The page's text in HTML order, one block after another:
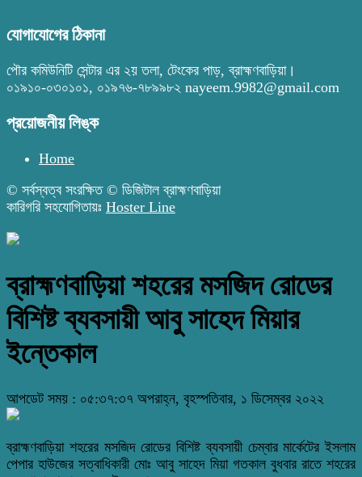
যোগাযোগের ঠিকানা
পৌর কমিউনিটি সেন্টার এর ২য় তলা, টেংকের পাড়, ব্রাহ্মণবাড়িয়া।
০১৯১০-০৩০১০১, ০১৯৭৬-৭৮৯৯৮২ nayeem.9982@gmail.com
প্রয়োজনীয় লিঙ্ক
Home
© সর্বস্বত্ব সংরক্ষিত © ডিজিটাল ব্রাহ্মণবাড়িয়া
কারিগরি সহযোগিতায়ঃ Hoster Line
ব্রাহ্মণবাড়িয়া শহরের মসজিদ রোডের
বিশিষ্ট ব্যবসায়ী আবু সাহেদ মিয়ার
ইন্তেকাল
আপডেট সময় : ০৫:৩৭:৩৭ অপরাহ্ন, বৃহস্পতিবার, ১ ডিসেম্বর ২০২২
ব্রাহ্মণবাড়িয়া শহরের মসজিদ রোডের বিশিষ্ট ব্যবসায়ী চেম্বার মার্কেটের ইসলাম
পেপার হাউজের সত্বাধিকারী মোঃ আবু সাহেদ মিয়া গতকাল বুধবার রাতে শহরের